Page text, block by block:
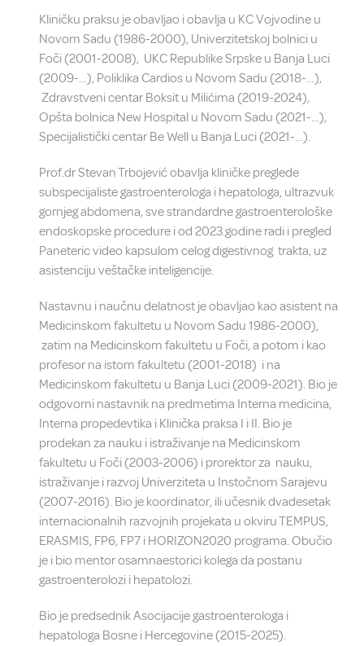
Kliničku praksu je obavljao i obavlja u KC Vojvodine u
Novom Sadu (1986-2000), Univerzitetskoj bolnici u
Foči (2001-2008), UKC Republike Srpske u Banja Luci
(2009-…), Poliklika Cardios u Novom Sadu (2018-…),
Zdravstveni centar Boksit u Milićima (2019-2024),
Opšta bolnica New Hospital u Novom Sadu (2021-…),
Specijalistički centar Be Well u Banja Luci (2021-…).
Prof.dr Stevan Trbojević obavlja kliničke preglede
subspecijaliste gastroenterologa i hepatologa, ultrazvuk
gornjeg abdomena, sve strandardne gastroenterološke
endoskopske procedure i od 2023.godine radi i pregled
Paneteric video kapsulom celog digestivnog trakta, uz
asistenciju veštačke inteligencije.
Nastavnu i naučnu delatnost je obavljao kao asistent na
Medicinskom fakultetu u Novom Sadu 1986-2000),
zatim na Medicinskom fakultetu u Foči, a potom i kao
profesor na istom fakultetu (2001-2018) i na
Medicinskom fakultetu u Banja Luci (2009-2021). Bio je
odgovorni nastavnik na predmetima Interna medicina,
Interna propedevtika i Klinička praksa I i II. Bio je
prodekan za nauku i istraživanje na Medicinskom
fakultetu u Foči (2003-2006) i prorektor za nauku,
istraživanje i razvoj Univerziteta u Instočnom Sarajevu
(2007-2016). Bio je koordinator, ili učesnik dvadesetak
internacionalnih razvojnih projekata u okviru TEMPUS,
ERASMIS, FP6, FP7 i HORIZON2020 programa. Obučio
je i bio mentor osamnaestorici kolega da postanu
gastroenterolozi i hepatolozi.
Bio je predsednik Asocijacije gastroenterologa i
hepatologa Bosne i Hercegovine (2015-2025).